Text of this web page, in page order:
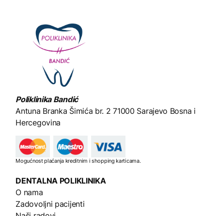
Poliklinika Bandić
Antuna Branka Šimića br. 2 71000 Sarajevo Bosna i
Hercegovina
Mogućnost plaćanja kreditnim i shopping karticama.
DENTALNA POLIKLINIKA
O nama
Zadovoljni pacijenti